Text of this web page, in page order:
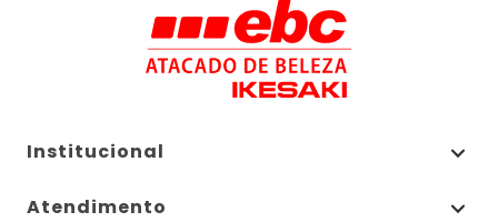
Institucional
Atendimento